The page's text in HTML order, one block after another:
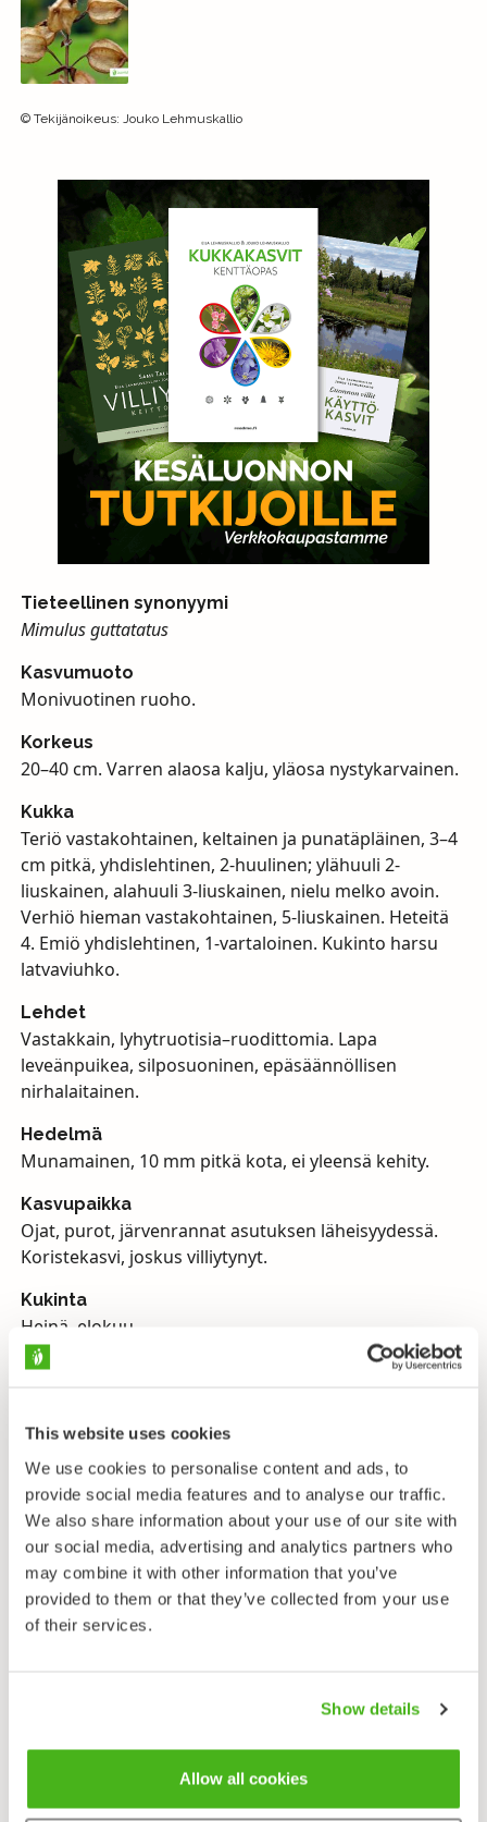
This website uses cookies
We use cookies to personalise content and ads, to
provide social media features and to analyse our traffic.
We also share information about your use of our site with
our social media, advertising and analytics partners who
may combine it with other information that you’ve
provided to them or that they’ve collected from your use
of their services.
Show details
Allow all cookies
© Tekijänoikeus: Jouko Lehmuskallio
Tieteellinen synonyymi
Mimulus guttatatus
Kasvumuoto
Monivuotinen ruoho.
Korkeus
20–40 cm. Varren alaosa kalju, yläosa nystykarvainen.
Kukka
Teriö vastakohtainen, keltainen ja punatäpläinen, 3–4
cm pitkä, yhdislehtinen, 2-huulinen; ylähuuli 2-
liuskainen, alahuuli 3-liuskainen, nielu melko avoin.
Verhiö hieman vastakohtainen, 5-liuskainen. Heteitä
4. Emiö yhdislehtinen, 1-vartaloinen. Kukinto harsu
latvaviuhko.
Lehdet
Vastakkain, lyhytruotisia–ruodittomia. Lapa
leveänpuikea, silposuoninen, epäsäännöllisen
nirhalaitainen.
Hedelmä
Munamainen, 10 mm pitkä kota, ei yleensä kehity.
Kasvupaikka
Ojat, purot, järvenrannat asutuksen läheisyydessä.
Koristekasvi, joskus villiytynyt.
Kukinta
Heinä–elokuu.
Haitallisuusluokitus
Apinankukat ovat pohjoisamerikkalaisia
koristekasveja, jotka toisinaan villiytyvät luontoomme.
Täpläapinankukka on sukunsa ainoa Suomessa
hoidettujen puutarhojen ulkopuolella jossain määrin
esiintyvä laji (noin 50 karkukasvupaikkaa tunnetaan).
Muut apinankukkalajit ja viljelylajikkeet selviävät
meillä lähes yksinomaan viljeltynä. Toisin kuin eräät
ongelmallisiksi rikkaruohoiksi riehaantuneet tai
harmittomalta, mutta nykyisin se luokiteltu
haitalliseksi vieraslajiksi. Kotiseuduillaan läntisessä
Pohjois-Amerikassa laji viihtyy erilaisissa